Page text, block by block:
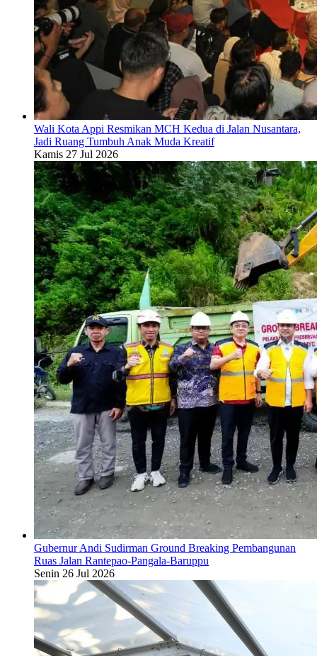
Wali Kota Appi Resmikan MCH Kedua di Jalan Nusantara,
Jadi Ruang Tumbuh Anak Muda Kreatif
Kamis 27 Jul 2026
Gubernur Andi Sudirman Ground Breaking Pembangunan
Ruas Jalan Rantepao-Pangala-Baruppu
Senin 26 Jul 2026